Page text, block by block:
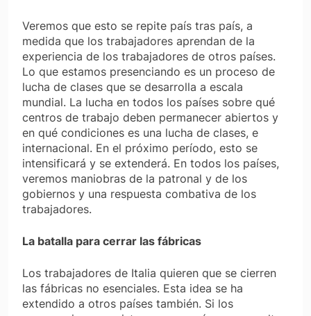
Veremos que esto se repite país tras país, a
medida que los trabajadores aprendan de la
experiencia de los trabajadores de otros países.
Lo que estamos presenciando es un proceso de
lucha de clases que se desarrolla a escala
mundial. La lucha en todos los países sobre qué
centros de trabajo deben permanecer abiertos y
en qué condiciones es una lucha de clases, e
internacional. En el próximo período, esto se
intensificará y se extenderá. En todos los países,
veremos maniobras de la patronal y de los
gobiernos y una respuesta combativa de los
trabajadores.
La batalla para cerrar las fábricas
Los trabajadores de Italia quieren que se cierren
las fábricas no esenciales. Esta idea se ha
extendido a otros países también. Si los